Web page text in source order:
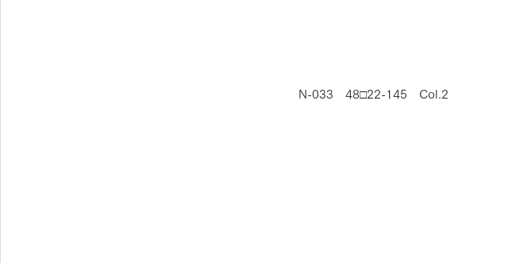
N-033　48□22-145　Col.2